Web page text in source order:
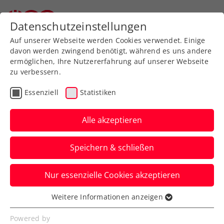
Zurück zur Newsübersicht
Verbands-Info
Vor der
Generalversammlung:
ÖTV-Spitze auf Besuch
beim TC Bregenz
Präsident Martin Ohneberg, Vizepräsident
Jürgen Roth, Sportdirektor Jürgen Melzer
machen sich Bild der Jugend.
Datenschutzeinstellungen
Auf unserer Webseite werden Cookies verwendet. Einige
davon werden zwingend benötigt, während es uns andere
ermöglichen, Ihre Nutzererfahrung auf unserer Webseite
zu verbessern.
Essenziell Statistiken
Alle akzeptieren
Speichern & schließen
Nur essenzielle Cookies akzeptieren
Essenziell
Essenzielle Cookies werden für grundlegende
Weitere Informationen anzeigen
Powered by